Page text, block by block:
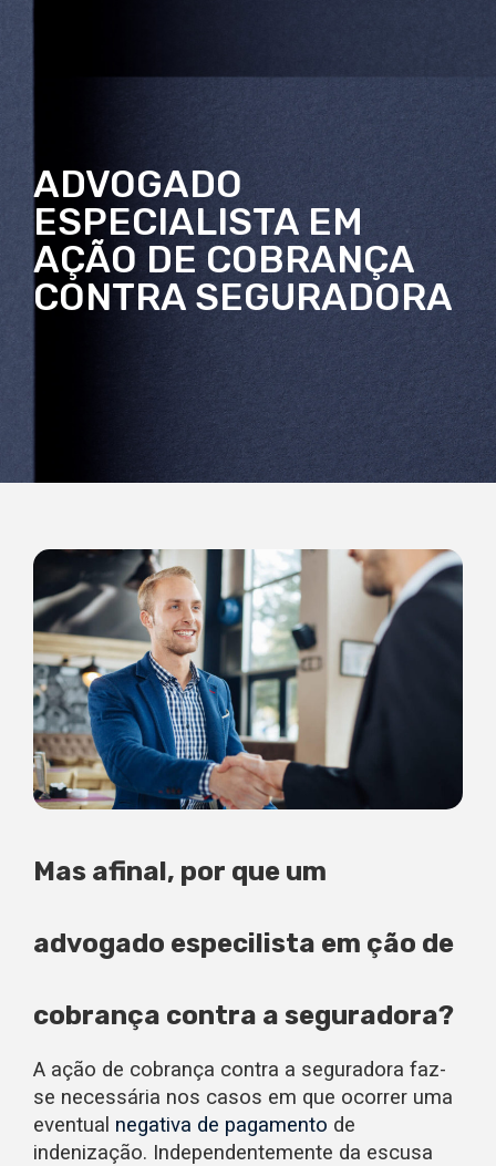
ADVOGADO
ESPECIALISTA EM
AÇÃO DE COBRANÇA
CONTRA SEGURADORA
Mas afinal, por que um
advogado especilista em ção de
cobrança contra a seguradora?
A ação de cobrança contra a seguradora faz-
se necessária nos casos em que ocorrer uma
eventual negativa de pagamento de
indenização. Independentemente da escusa